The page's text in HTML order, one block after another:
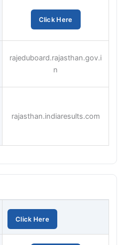
Click Here
rajeduboard.rajasthan.gov.i
n
rajasthan.indiaresults.com
Click Here